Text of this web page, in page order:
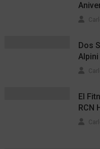
Dos
Alpini
El
RCN